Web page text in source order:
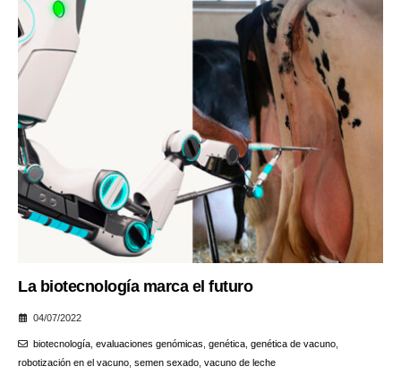
La biotecnología marca el futuro
04/07/2022
biotecnología, evaluaciones genómicas, genética, genética de vacuno,
robotización en el vacuno, semen sexado, vacuno de leche